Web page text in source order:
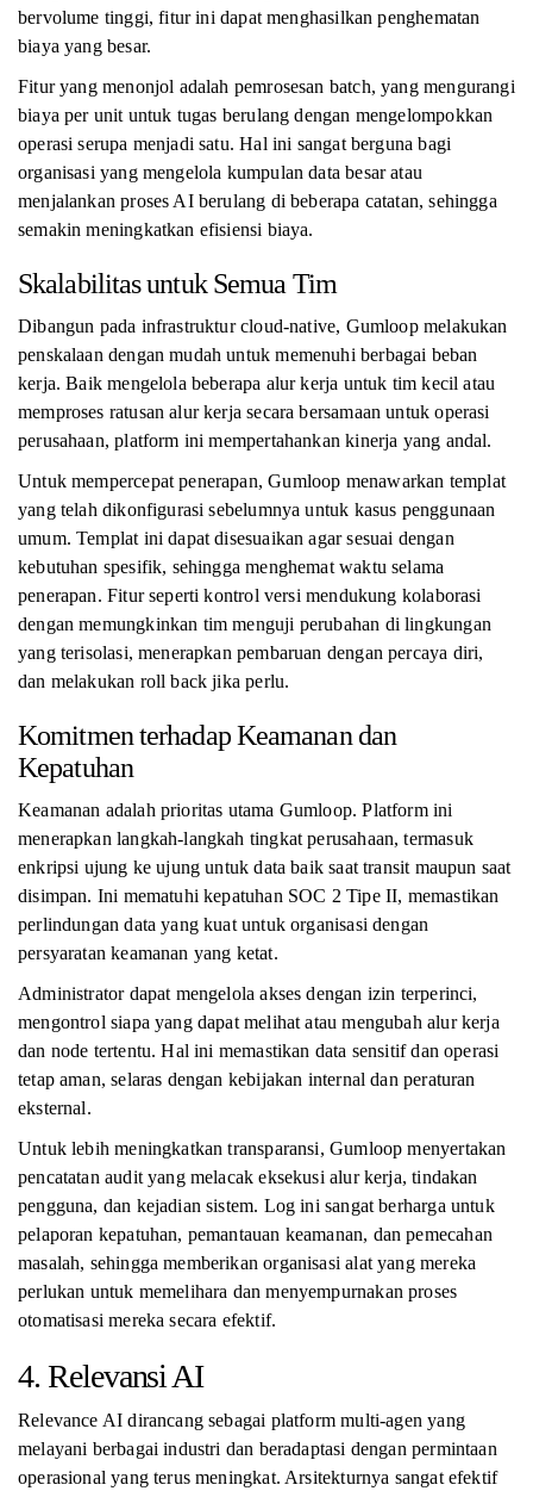
bervolume tinggi, fitur ini dapat menghasilkan penghematan
biaya yang besar.
Fitur yang menonjol adalah pemrosesan batch, yang mengurangi
biaya per unit untuk tugas berulang dengan mengelompokkan
operasi serupa menjadi satu. Hal ini sangat berguna bagi
organisasi yang mengelola kumpulan data besar atau
menjalankan proses AI berulang di beberapa catatan, sehingga
semakin meningkatkan efisiensi biaya.
Skalabilitas untuk Semua Tim
Dibangun pada infrastruktur cloud-native, Gumloop melakukan
penskalaan dengan mudah untuk memenuhi berbagai beban
kerja. Baik mengelola beberapa alur kerja untuk tim kecil atau
memproses ratusan alur kerja secara bersamaan untuk operasi
perusahaan, platform ini mempertahankan kinerja yang andal.
Untuk mempercepat penerapan, Gumloop menawarkan templat
yang telah dikonfigurasi sebelumnya untuk kasus penggunaan
umum. Templat ini dapat disesuaikan agar sesuai dengan
kebutuhan spesifik, sehingga menghemat waktu selama
penerapan. Fitur seperti kontrol versi mendukung kolaborasi
dengan memungkinkan tim menguji perubahan di lingkungan
yang terisolasi, menerapkan pembaruan dengan percaya diri,
dan melakukan roll back jika perlu.
Komitmen terhadap Keamanan dan
Kepatuhan
Keamanan adalah prioritas utama Gumloop. Platform ini
menerapkan langkah-langkah tingkat perusahaan, termasuk
enkripsi ujung ke ujung untuk data baik saat transit maupun saat
disimpan. Ini mematuhi kepatuhan SOC 2 Tipe II, memastikan
perlindungan data yang kuat untuk organisasi dengan
persyaratan keamanan yang ketat.
Administrator dapat mengelola akses dengan izin terperinci,
mengontrol siapa yang dapat melihat atau mengubah alur kerja
dan node tertentu. Hal ini memastikan data sensitif dan operasi
tetap aman, selaras dengan kebijakan internal dan peraturan
eksternal.
Untuk lebih meningkatkan transparansi, Gumloop menyertakan
pencatatan audit yang melacak eksekusi alur kerja, tindakan
pengguna, dan kejadian sistem. Log ini sangat berharga untuk
pelaporan kepatuhan, pemantauan keamanan, dan pemecahan
masalah, sehingga memberikan organisasi alat yang mereka
perlukan untuk memelihara dan menyempurnakan proses
otomatisasi mereka secara efektif.
4. Relevansi AI
Relevance AI dirancang sebagai platform multi-agen yang
melayani berbagai industri dan beradaptasi dengan permintaan
operasional yang terus meningkat. Arsitekturnya sangat efektif